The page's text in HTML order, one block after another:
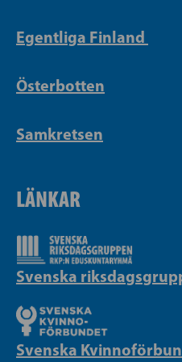
Egentliga Finland
Österbotten
Samkretsen
LÄNKAR
Svenska
Svenska